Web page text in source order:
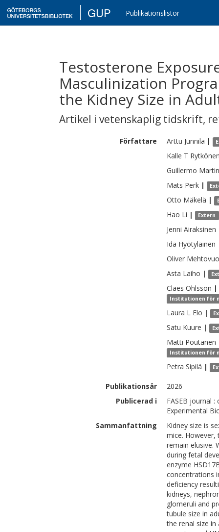
GUP Publikationslistor
Testosterone
Masculinization
the Kidney Size in
Artikel i vetenskaplig tidskrift,
Författare Arttu Junnila |
Kalle T
Guillermo
Mats Perk |
Otto Mäkelä |
Hao Li | Extern
Jenni Airaksinen
Ida Hyötyläinen
Oliver
Asta Laiho |
Claes Ohlsson |
Institutionen för
Laura L Elo |
Satu Kuure |
Matti Poutanen
Institutionen för
Petra Sipilä |
Publikationsår
2026
Publicerad i
FASEB journal
Experimental
Sammanfattning
Kidney size is
mice. However,
remain elusive.
during fetal
enzyme
concentrations
deficiency
kidneys,
glomeruli and
tubule size in
the renal size